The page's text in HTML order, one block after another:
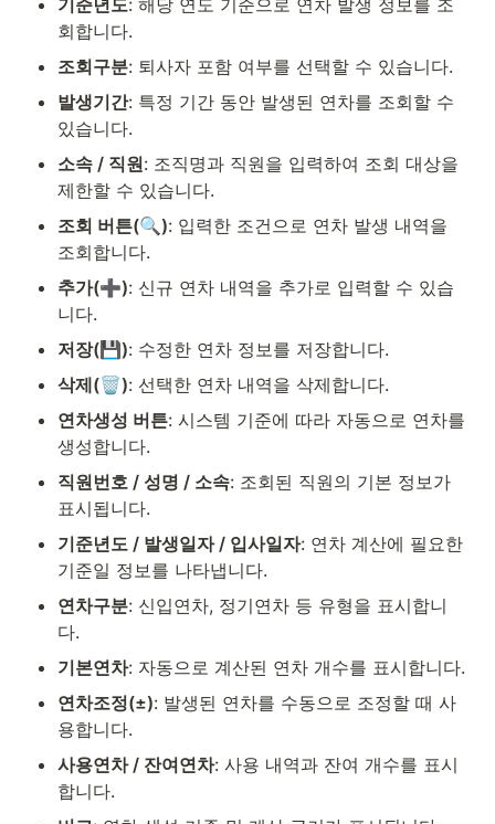
기준년도: 해당 연도 기준으로 연차 발생 정보를 조
회합니다.
조회구분: 퇴사자 포함 여부를 선택할 수 있습니다.
발생기간: 특정 기간 동안 발생된 연차를 조회할 수
있습니다.
소속 / 직원: 조직명과 직원을 입력하여 조회 대상을
제한할 수 있습니다.
조회 버튼(🔍): 입력한 조건으로 연차 발생 내역을
조회합니다.
추가(➕): 신규 연차 내역을 추가로 입력할 수 있습
니다.
저장(💾): 수정한 연차 정보를 저장합니다.
삭제(🗑): 선택한 연차 내역을 삭제합니다.
연차생성 버튼: 시스템 기준에 따라 자동으로 연차를
생성합니다.
직원번호 / 성명 / 소속: 조회된 직원의 기본 정보가
표시됩니다.
기준년도 / 발생일자 / 입사일자: 연차 계산에 필요한
기준일 정보를 나타냅니다.
연차구분: 신입연차, 정기연차 등 유형을 표시합니
다.
기본연차: 자동으로 계산된 연차 개수를 표시합니다.
연차조정(±): 발생된 연차를 수동으로 조정할 때 사
용합니다.
사용연차 / 잔여연차: 사용 내역과 잔여 개수를 표시
합니다.